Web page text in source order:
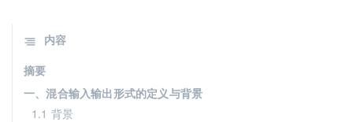
内容
摘要
一、混合输入输出形式的定义与背景
1.1 背景